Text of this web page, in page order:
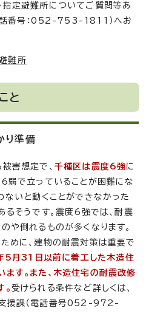
定避難所についてご質問等あ
話番号：052-753-1811）へお
難所
と
り準備
害想定で、 千種区は震度6強に
弱で立っていることが困難にな
ないと動くことができなかった
るそうです。震度6強では、耐震
や倒れるものが多くなります。
めに、建物の耐震対策は重要で
5月31日以前に着工した木造住
す。また、木造住宅の耐震改修
受けられる条件など詳しくは、
援課（電話番号052-972-